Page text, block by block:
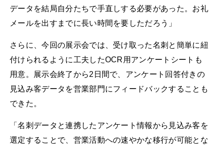
データを結局自分たちで手直しする必要があった。お礼
メールを出すまでに長い時間を要しただろう」
さらに、今回の展示会では、受け取った名刺と簡単に紐
付けられるように工夫したOCR用アンケートシートも
用意。展示会終了から2日間で、アンケート回答付きの
見込み客データを営業部門にフィードバックすることも
できた。
「名刺データと連携したアンケート情報から見込み客を
選定することで、営業活動への速やかな移行が可能とな